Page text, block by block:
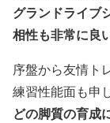
グランドライブ
相性も非常に良
序盤から友情ト
練習性能面も申
どの脚質の育成